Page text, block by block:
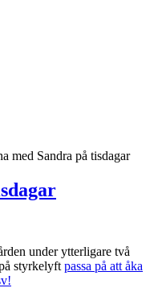
med Sandra på tisdagar
under ytterligare två
styrkelyft passa på att åka